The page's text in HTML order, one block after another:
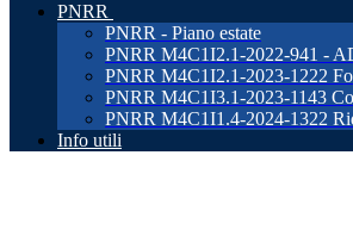
PNRR
PNRR - Piano estate
PNRR M4C1I2.1-2022-941 -
PNRR M4C1I2.1-2023-1222
PNRR M4C1I3.1-2023-1143
PNRR M4C1I1.4-2024-1322
Info utili